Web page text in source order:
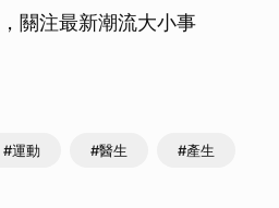
，關注最新潮流大小事
#運動 #醫生 #產生